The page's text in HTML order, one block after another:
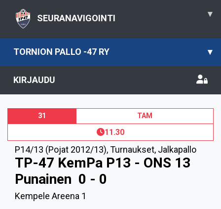
SEURANAVIGOINTI ▾
TORNION PALLO -47 RY ▾
KIRJAUDU
31 TAM
11.30
P14/13 (Pojat 2012/13),Turnaukset, Jalkapallo
TP-47 KemPa P13 - ONS 13
Punainen 0 - 0
Kempele Areena 1